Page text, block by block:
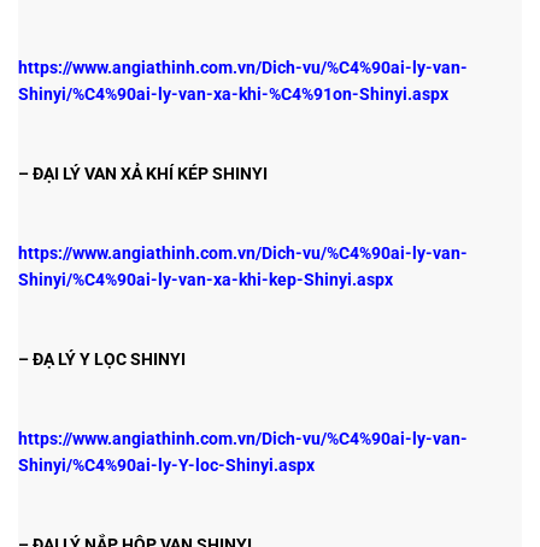
https://www.angiathinh.com.vn/Dich-vu/%C4%90ai-ly-van-
Shinyi/%C4%90ai-ly-van-xa-khi-%C4%91on-Shinyi.aspx
– ĐẠI LÝ VAN XẢ KHÍ KÉP SHINYI
https://www.angiathinh.com.vn/Dich-vu/%C4%90ai-ly-van-
Shinyi/%C4%90ai-ly-van-xa-khi-kep-Shinyi.aspx
– ĐẠ LÝ Y LỌC SHINYI
https://www.angiathinh.com.vn/Dich-vu/%C4%90ai-ly-van-
Shinyi/%C4%90ai-ly-Y-loc-Shinyi.aspx